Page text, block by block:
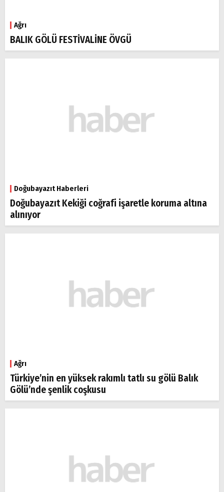
Ağrı
BALIK GÖLÜ FESTİVALİNE ÖVGÜ
Doğubayazıt Haberleri
Doğubayazıt Kekiği coğrafi işaretle koruma altına
alınıyor
Ağrı
Türkiye’nin en yüksek rakımlı tatlı su gölü Balık
Gölü’nde şenlik coşkusu